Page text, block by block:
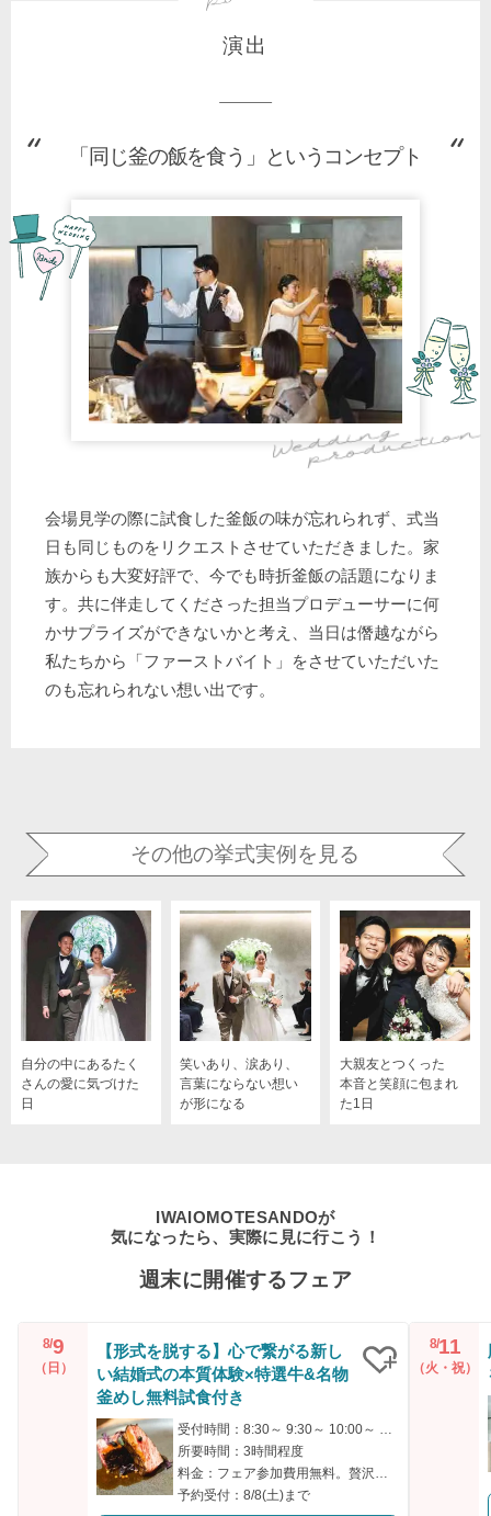
演出
「同じ釜の飯を食う」というコンセプト
会場見学の際に試食した釜飯の味が忘れられず、式当
日も同じものをリクエストさせていただきました。家
族からも大変好評で、今でも時折釜飯の話題になりま
す。共に伴走してくださった担当プロデューサーに何
かサプライズができないかと考え、当日は僭越ながら
私たちから「ファーストバイト」をさせていただいた
のも忘れられない想い出です。
その他の挙式実例を見る
自分の中にあるたく
さんの愛に気づけた
日
笑いあり、涙あり、
言葉にならない想い
が形になる
大親友とつくった
本音と笑顔に包まれ
た1日
IWAIOMOTESANDOが
気になったら、実際に見に行こう！
週末に開催するフェア
8/9
（日）
【形式を脱する】心で繋がる新し
い結婚式の本質体験×特選牛&名物
釜めし無料試食付き
受付時間：8:30～ 9:30～ 10:00～ 14:00～ 18:00～
所要時間：3時間程度
料金：フェア参加費用無料。贅沢ハーフコース無料試食付き。
予約受付：8/8(土)まで
8/11
（火・祝）